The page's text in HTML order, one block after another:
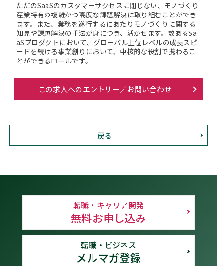
ただのSaaSのカスタマーサクセスに閉じない、モノづくり
産業特有の複雑かつ高度な課題解決に取り組むことができ
ます。また、業務を遂行するにあたりモノづくりに関する
知見や課題解決の手法が身につき、活かせます。数あるSa
aSプロダクトにおいて、グローバル上位レベルの成長スピ
ードを続ける事業創りにおいて、中核的な役割で携わるこ
とができるロールです。
この求人へのエントリー／お問い合わせ
戻る
転職・キャリア開発
無料お申し込み
転職・ビジネス
メルマガ登録